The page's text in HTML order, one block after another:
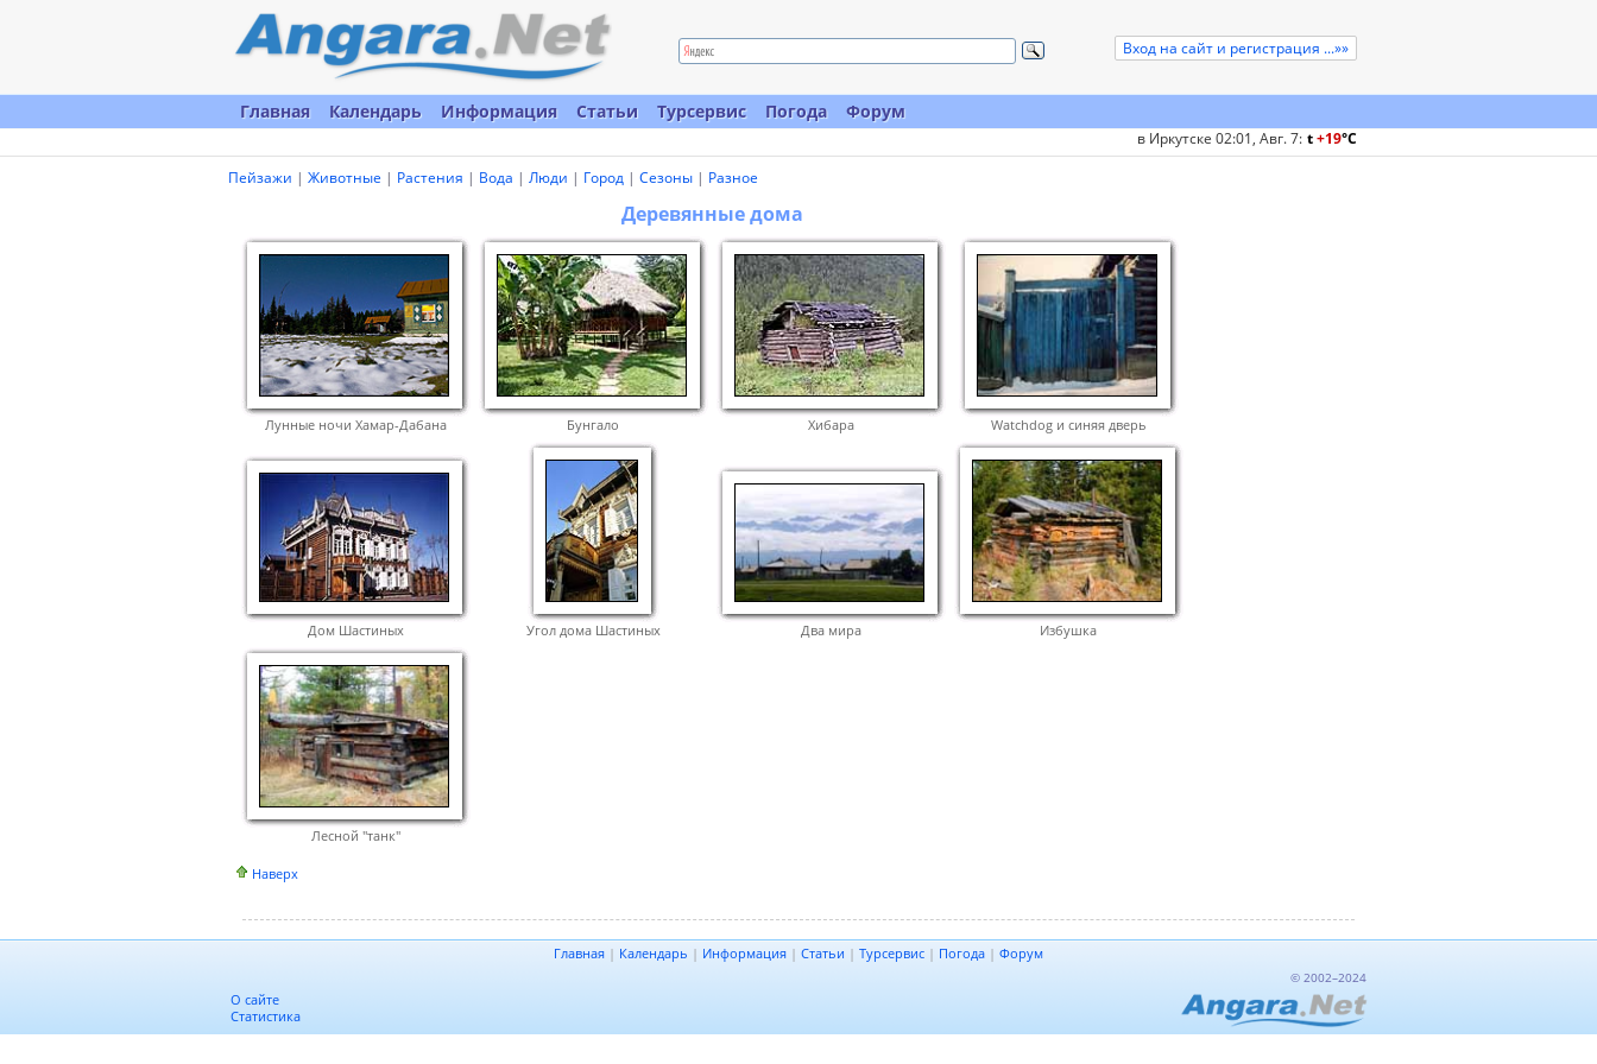
Вход на сайт и регистрация ...»»
Главная Календарь Информация Статьи Турсервис Погода Форум
в Иркутске 02:01, Авг. 7: t+19°C
Пейзажи | Животные | Растения | Вода | Люди | Город | Сезоны | Разное
Деревянные дома
Лунные ночи Хамар-Дабана Бунгало Хибара Watchdog и синяя дверь
Дом Шастиных Угол дома Шастиных Два мира Избушка
Лесной "танк"
Наверх
Главная | Календарь | Информация | Статьи | Турсервис | Погода | Форум
О сайте
Статистика
© 2002–2024